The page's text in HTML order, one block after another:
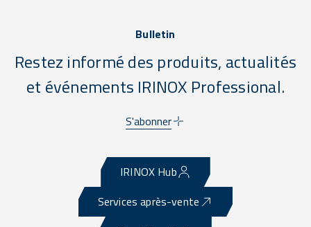
Bulletin
Restez informé des produits, actualités
et événements IRINOX Professional.
S'abonner
IRINOX Hub
Services après-vente